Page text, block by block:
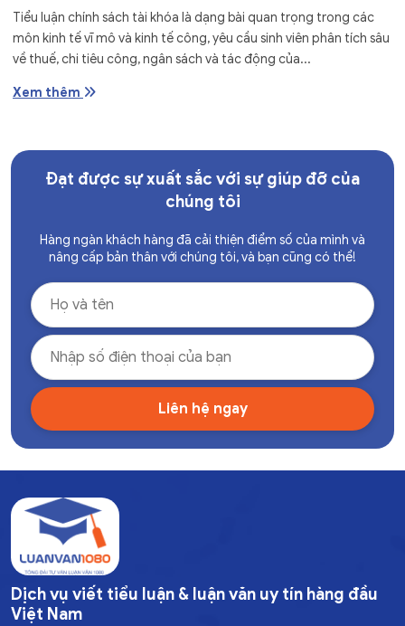
Tiểu luận chính sách tài khóa là dạng bài quan trọng trong các
môn kinh tế vĩ mô và kinh tế công, yêu cầu sinh viên phân tích sâu
về thuế, chi tiêu công, ngân sách và tác động của...
Xem thêm
Đạt được sự xuất sắc với sự giúp đỡ của
chúng tôi
Hàng ngàn khách hàng đã cải thiện điểm số của mình và
nâng cấp bản thân với chúng tôi, và bạn cũng có thể!
Dịch vụ viết tiểu luận & luận văn uy tín hàng đầu
Việt Nam